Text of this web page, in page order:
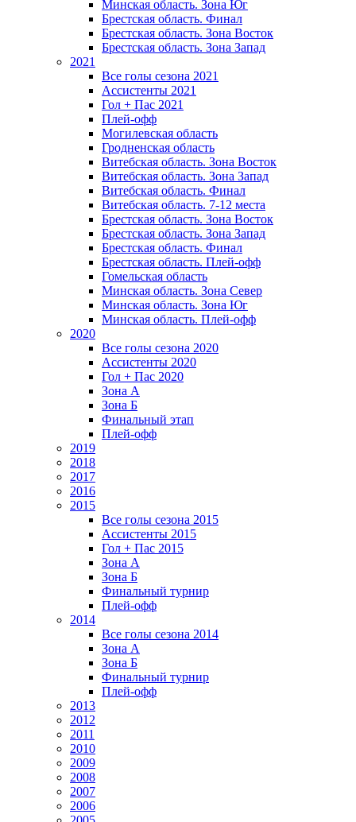
Минская область. Зона Юг
Брестская область. Финал
Брестская область. Зона Восток
Брестская область. Зона Запад
2021
Все голы сезона 2021
Ассистенты 2021
Гол + Пас 2021
Плей-офф
Могилевская область
Гродненская область
Витебская область. Зона Восток
Витебская область. Зона Запад
Витебская область. Финал
Витебская область. 7-12 места
Брестская область. Зона Восток
Брестская область. Зона Запад
Брестская область. Финал
Брестская область. Плей-офф
Гомельская область
Минская область. Зона Север
Минская область. Зона Юг
Минская область. Плей-офф
2020
Все голы сезона 2020
Ассистенты 2020
Гол + Пас 2020
Зона А
Зона Б
Финальный этап
Плей-офф
2019
2018
2017
2016
2015
Все голы сезона 2015
Ассистенты 2015
Гол + Пас 2015
Зона А
Зона Б
Финальный турнир
Плей-офф
2014
Все голы сезона 2014
Зона А
Зона Б
Финальный турнир
Плей-офф
2013
2012
2011
2010
2009
2008
2007
2006